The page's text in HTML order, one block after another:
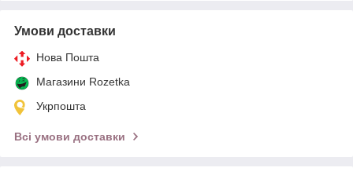
Умови доставки
Нова Пошта
Магазини Rozetka
Укрпошта
Всі умови доставки